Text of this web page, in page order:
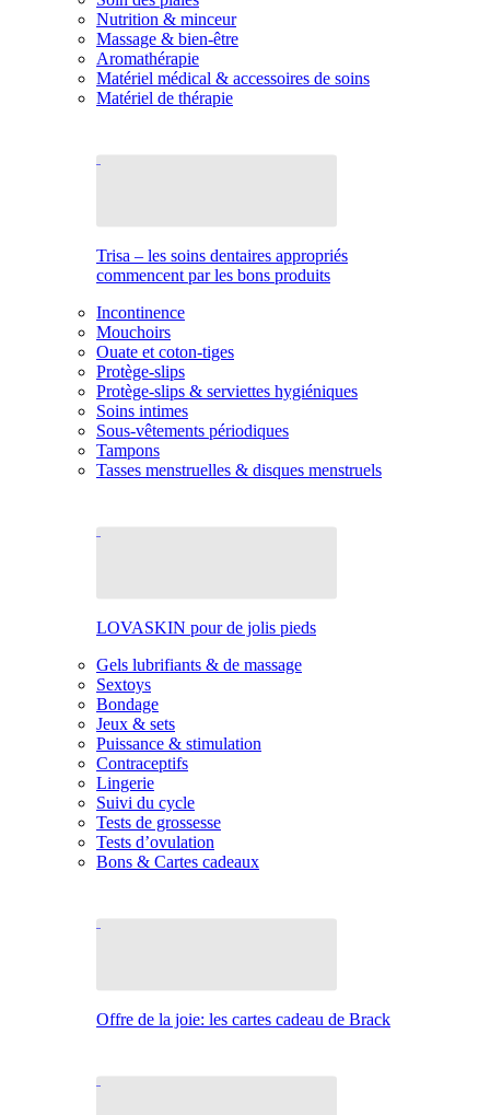
Nutrition & minceur
Massage & bien-être
Aromathérapie
Matériel médical & accessoires de soins
Matériel de thérapie
Trisa – les soins dentaires appropriés
commencent par les bons produits
Incontinence
Mouchoirs
Ouate et coton-tiges
Protège-slips
Protège-slips & serviettes hygiéniques
Soins intimes
Sous-vêtements périodiques
Tampons
Tasses menstruelles & disques menstruels
LOVASKIN pour de jolis pieds
Gels lubrifiants & de massage
Sextoys
Bondage
Jeux & sets
Puissance & stimulation
Contraceptifs
Lingerie
Suivi du cycle
Tests de grossesse
Tests d’ovulation
Bons & Cartes cadeaux
Offre de la joie: les cartes cadeau de Brack